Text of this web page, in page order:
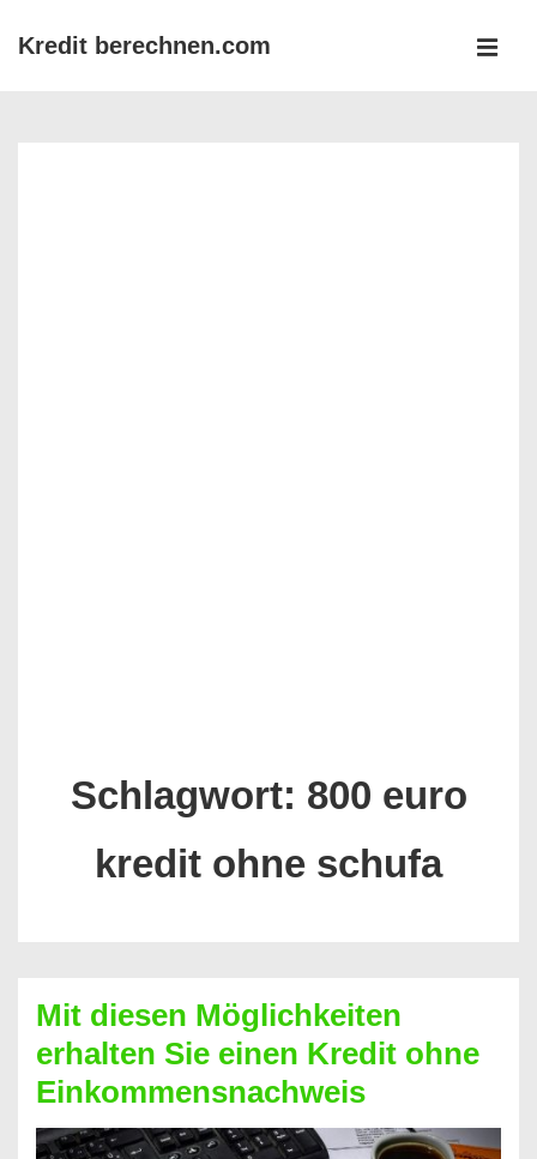
ZumKredit berechnen.com
Schlagwort: 800 euro
kredit ohne schufa
Mit diesen Möglichkeiten
erhalten Sie einen Kredit ohne
Einkommensnachweis